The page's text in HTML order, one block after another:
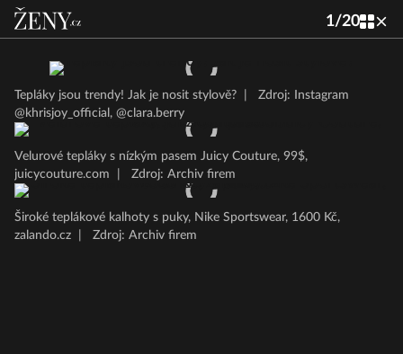
1/20
Tepláky jsou trendy! Jak je nosit stylově?
Zdroj: Instagram
@khrisjoy_official, @clara.berry
Velurové tepláky s nízkým pasem Juicy Couture, 99$,
juicycouture.com
Zdroj: Archiv firem
Široké teplákové kalhoty s puky, Nike Sportswear, 1600 Kč,
zalando.cz
Zdroj: Archiv firem